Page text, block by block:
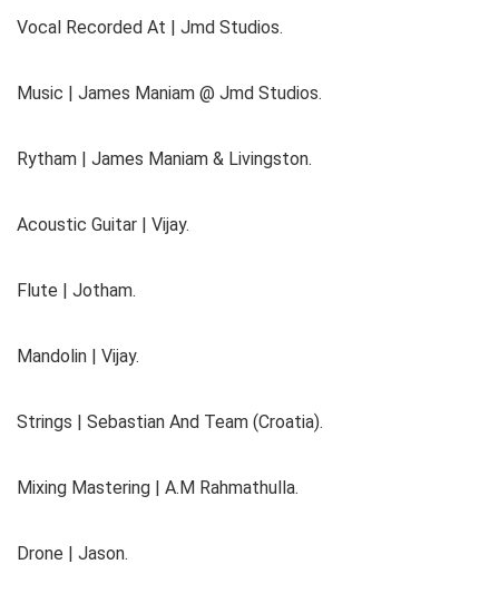
Vocal Recorded At | Jmd Studios.
Music | James Maniam @ Jmd Studios.
Rytham | James Maniam & Livingston.
Acoustic Guitar | Vijay.
Flute | Jotham.
Mandolin | Vijay.
Strings | Sebastian And Team (Croatia).
Mixing Mastering | A.M Rahmathulla.
Drone | Jason.